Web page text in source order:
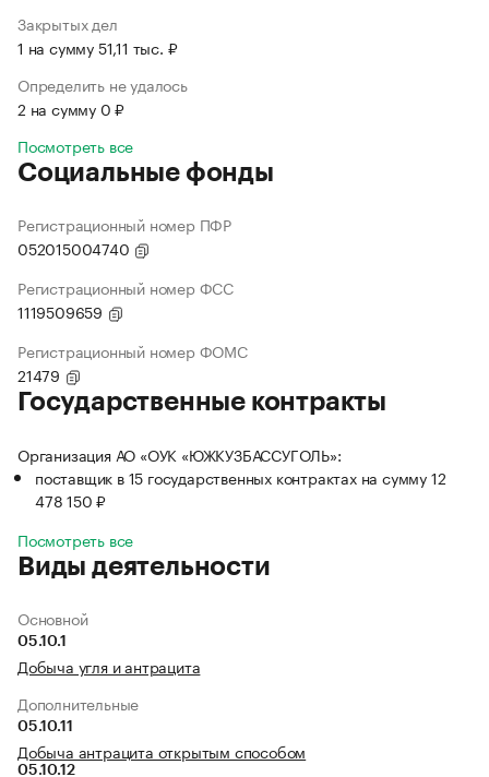
Закрытых дел
1 на сумму 51,11 тыс. ₽
Определить не удалось
2 на сумму 0 ₽
Посмотреть все
Социальные фонды
Регистрационный номер ПФР
052015004740
Регистрационный номер ФСС
1119509659
Регистрационный номер ФОМС
21479
Государственные контракты
Организация АО «ОУК «ЮЖКУЗБАССУГОЛЬ»:
поставщик в 15 государственных контрактах на сумму 12
478 150 ₽
Посмотреть все
Виды деятельности
Основной
05.10.1
Добыча угля и антрацита
Дополнительные
05.10.11
Добыча антрацита открытым способом
05.10.12